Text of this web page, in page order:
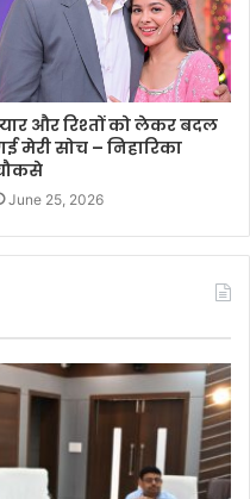
और रिश्तों को लेकर बदल
मेरी सोच – निहारिका
June 25, 2026